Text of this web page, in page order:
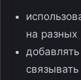
на разных